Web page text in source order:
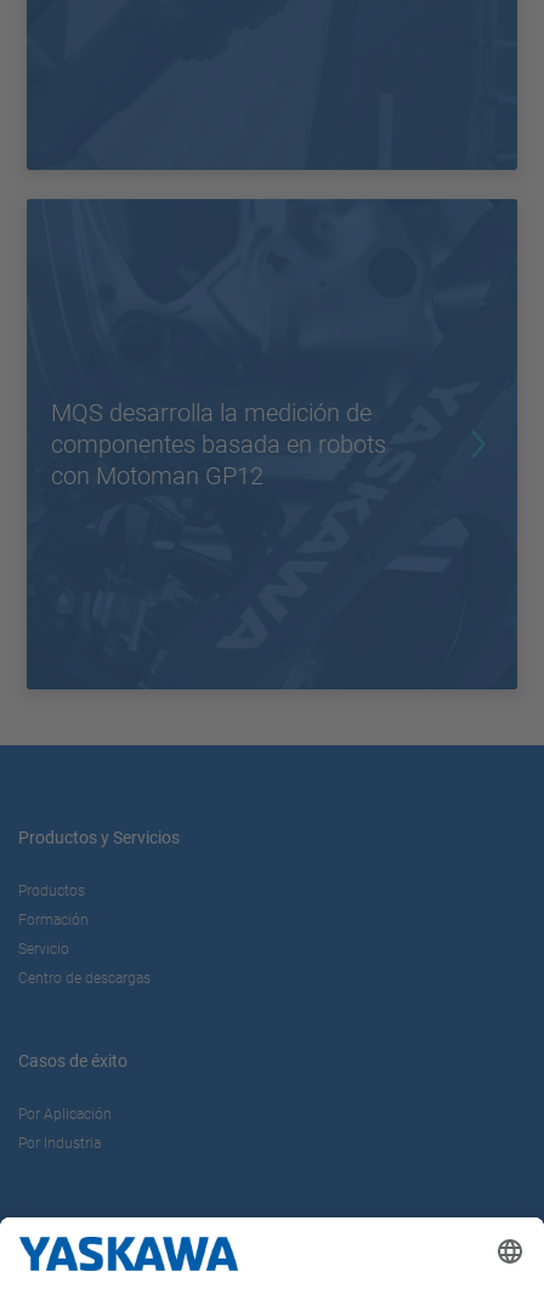
MQS desarrolla la medición de
componentes basada en robots
con Motoman GP12
Productos y Servicios
Productos
Formación
Servicio
Centro de descargas
Casos de éxito
Por Aplicación
Por Industria